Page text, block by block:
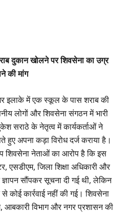
दुकान खोलने पर शिवसेना का उग्र
की मांग
इलाके में एक स्कूल के पास शराब की
लोगों और शिवसेना संगठन में भारी
सराठे के नेतृत्व में कार्यकर्ताओं ने
हुए अपना कड़ा विरोध दर्ज कराया है।​
​शिवसेना नेताओं का आरोप है कि इस
एसडीएम, जिला शिक्षा अधिकारी और
ज्ञापन सौंपकर सूचना दी गई थी, लेकिन
कार्रवाई नहीं की गई। शिवसेना
आबकारी विभाग और नगर प्रशासन की